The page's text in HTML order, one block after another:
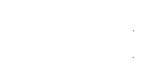
．
．